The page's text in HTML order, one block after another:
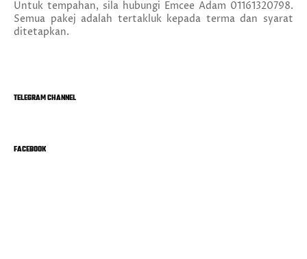
Untuk tempahan, sila hubungi Emcee Adam 01161320798.
Semua pakej adalah tertakluk kepada terma dan syarat
ditetapkan.
TELEGRAM CHANNEL
FACEBOOK